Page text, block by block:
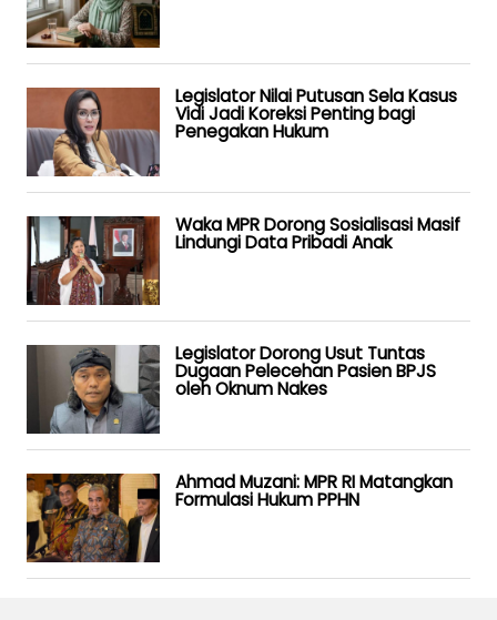
Legislator Nilai Putusan Sela Kasus
Vidi Jadi Koreksi Penting bagi
Penegakan Hukum
Waka MPR Dorong Sosialisasi Masif
Lindungi Data Pribadi Anak
Legislator Dorong Usut Tuntas
Dugaan Pelecehan Pasien BPJS
oleh Oknum Nakes
Ahmad Muzani: MPR RI Matangkan
Formulasi Hukum PPHN